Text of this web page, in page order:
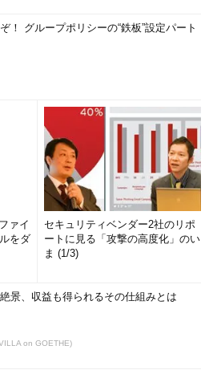
！ グループポリシーの“鉄板”設定パート
ァイ
をダ
セキュリティベンダー2社のリポ
ートに見る「攻撃の高度化」のい
ま (1/3)
景、収益も得られるその仕組みとは
on GOETHE)